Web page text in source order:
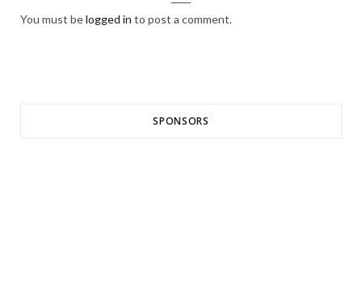
You must belogged in to post a comment.
SPONSORS